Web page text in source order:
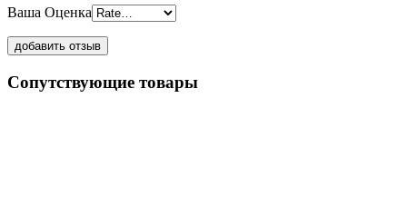
Ваша Оценка
Сопутствующие товары